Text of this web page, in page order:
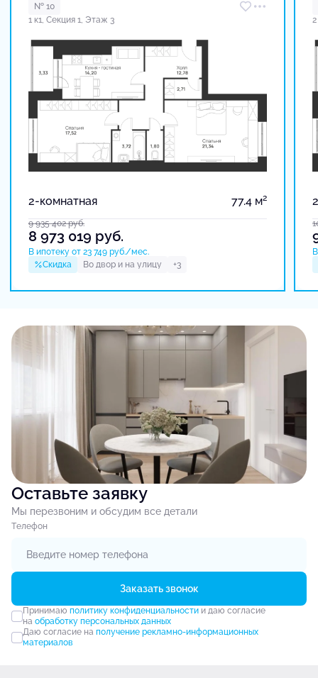
№ 10
1 к1, Секция 1, Этаж 3
2-комнатная 77.4 м2
9 935 402руб.
8 973 019 руб.
В ипотеку от 23 749 руб./мес.
Скидка
Во двор и на улицу +3
Оставьте заявку
Мы перезвоним и обсудим все детали
Tелефон
Заказать звонок
Принимаю политику конфиденциальностии даю согласие
на обработку персональных данных
Даю согласие на получение рекламно-информационных
материалов